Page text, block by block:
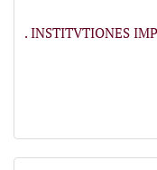
. INSTITVTIONES